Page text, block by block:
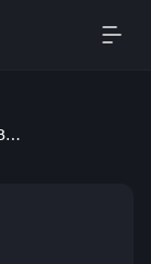
Cobblemon Move Effects Backport | Forge/Fabric